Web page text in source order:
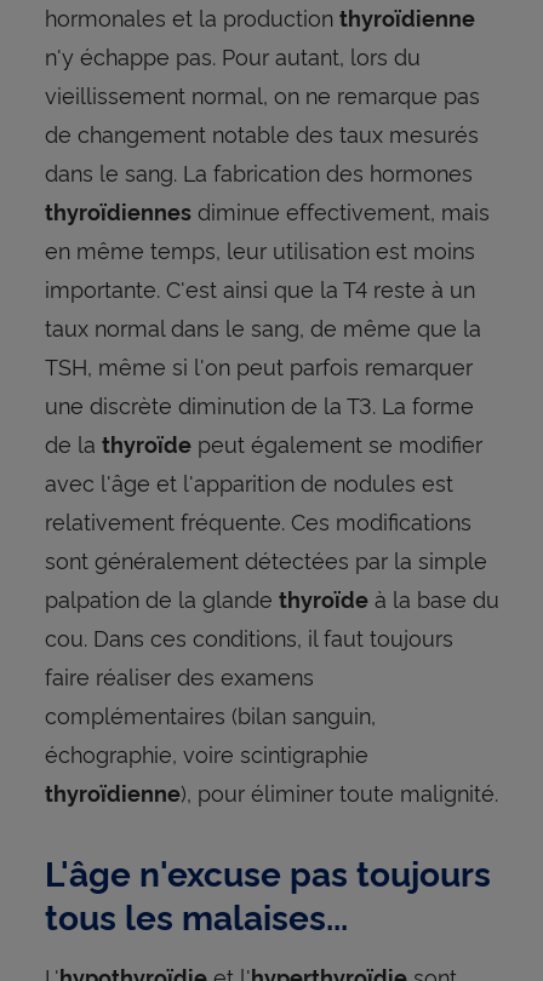
hormonales et la production thyroïdienne
n'y échappe pas. Pour autant, lors du
vieillissement normal, on ne remarque pas
de changement notable des taux mesurés
dans le sang. La fabrication des hormones
thyroïdiennesdiminue effectivement, mais
en même temps, leur utilisation est moins
importante. C'est ainsi que la T4 reste à un
taux normal dans le sang, de même que la
TSH, même si l'on peut parfois remarquer
une discrète diminution de la T3. La forme
de la thyroïdepeut également se modifier
avec l'âge et l'apparition de nodules est
relativement fréquente. Ces modifications
sont généralement détectées par la simple
palpation de la glande thyroïdeà la base du
cou. Dans ces conditions, il faut toujours
faire réaliser des examens
complémentaires (bilan sanguin,
échographie, voire scintigraphie
thyroïdienne), pour éliminer toute malignité.
L'âge n'excuse pas toujours
tous les malaises...